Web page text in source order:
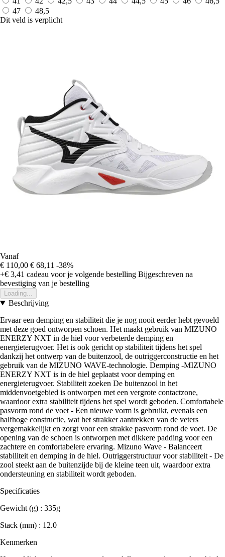
47
48,5
Dit veld is verplicht
Vanaf
€ 110,00 € 68,11 -38%
+€ 3,41 cadeau voor je volgende bestelling Bijgeschreven na
bevestiging van je bestelling
Loading...
Beschrijving
Ervaar een demping en stabiliteit die je nog nooit eerder hebt gevoeld
met deze goed ontworpen schoen. Het maakt gebruik van MIZUNO
ENERZY NXT in de hiel voor verbeterde demping en
energieterugvoer. Het is ook gericht op stabiliteit tijdens het spel
dankzij het ontwerp van de buitenzool, de outriggerconstructie en het
gebruik van de MIZUNO WAVE-technologie. Demping -MIZUNO
ENERZY NXT is in de hiel geplaatst voor demping en
energieterugvoer. Stabiliteit zoeken De buitenzool in het
middenvoetgebied is ontworpen met een vergrote contactzone,
waardoor extra stabiliteit tijdens het spel wordt geboden. Comfortabele
pasvorm rond de voet - Een nieuwe vorm is gebruikt, evenals een
halfhoge constructie, wat het strakker aantrekken van de veters
vergemakkelijkt en zorgt voor een strakke pasvorm rond de voet. De
opening van de schoen is ontworpen met dikkere padding voor een
zachtere en comfortabelere ervaring. Mizuno Wave - Balanceert
stabiliteit en demping in de hiel. Outriggerstructuur voor stabiliteit - De
zool steekt aan de buitenzijde bij de kleine teen uit, waardoor extra
ondersteuning en stabiliteit wordt geboden.
Specificaties
Gewicht (g) : 335g
Stack (mm) : 12.0
Kenmerken